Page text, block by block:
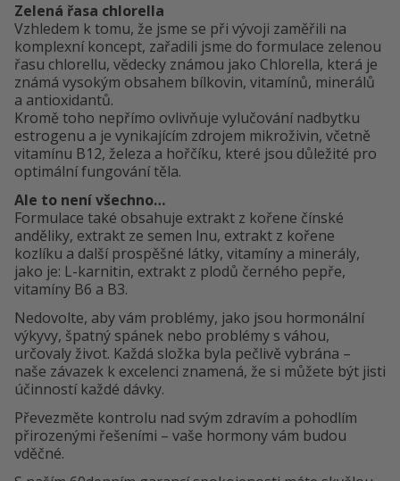
Zelená řasa chlorella
Vzhledem k tomu, že jsme se při vývoji zaměřili na
komplexní koncept, zařadili jsme do formulace zelenou
řasu chlorellu, vědecky známou jako Chlorella, která je
známá vysokým obsahem bílkovin, vitamínů, minerálů
a antioxidantů.
Kromě toho nepřímo ovlivňuje vylučování nadbytku
estrogenu a je vynikajícím zdrojem mikroživin, včetně
vitamínu B12, železa a hořčíku, které jsou důležité pro
optimální fungování těla.
Ale to není všechno…
Formulace také obsahuje extrakt z kořene čínské
anděliky, extrakt ze semen lnu, extrakt z kořene
kozlíku a další prospěšné látky, vitamíny a minerály,
jako je: L-karnitin, extrakt z plodů černého pepře,
vitamíny B6 a B3.
Nedovolte, aby vám problémy, jako jsou hormonální
výkyvy, špatný spánek nebo problémy s váhou,
určovaly život. Každá složka byla pečlivě vybrána –
naše závazek k excelenci znamená, že si můžete být jisti
účinností každé dávky.
Převezměte kontrolu nad svým zdravím a pohodlím
přirozenými řešeními – vaše hormony vám budou
vděčné.